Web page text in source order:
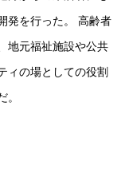
発を行った。 高齢者
地元福祉施設や公共
ィの場としての役割